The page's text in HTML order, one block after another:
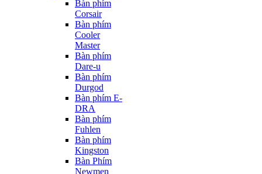
Bàn phím
Corsair
Bàn phím
Cooler
Master
Bàn phím
Dare-u
Bàn phím
Durgod
Bàn phím E-
DRA
Bàn phím
Fuhlen
Bàn phím
Kingston
Bàn Phím
Newmen